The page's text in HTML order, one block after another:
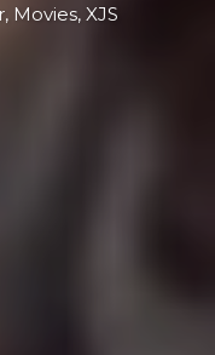
, Movies, XJS